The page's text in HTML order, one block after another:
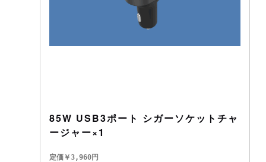
85W USB3ポート シガーソケットチャ
ージャー×1
定価￥3,960円